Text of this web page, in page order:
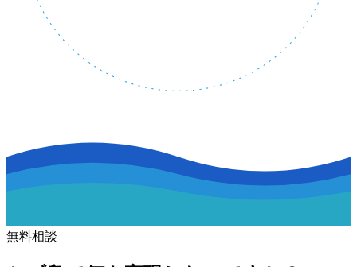
無料相談